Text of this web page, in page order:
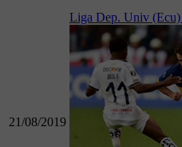
21/08/2019
Liga Dep. Univ